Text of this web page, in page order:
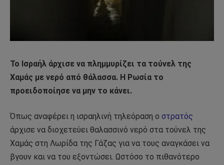
Το Ισραήλ άρχισε να πλημμυρίζει τα τούνελ της
Χαμάς με νερό από θάλασσα. Η Ρωσία το
προειδοποίησε να μην το κάνει.
Όπως αναφέρει η ισραηλινή τηλεόραση ο στρατός
άρχισε να διοχετεύει θαλασσινό νερό στα τούνελ της
Χαμάς στη Λωρίδα της Γάζας για να τους αναγκάσει να
βγουν και να του εξοντώσει. Ωστόσο το πιθανότερο